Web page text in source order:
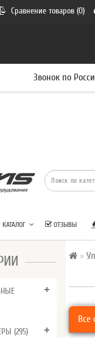
Сравнение товаров (0)
Звонок по
ОТЗЫВЫ
(295)
Все